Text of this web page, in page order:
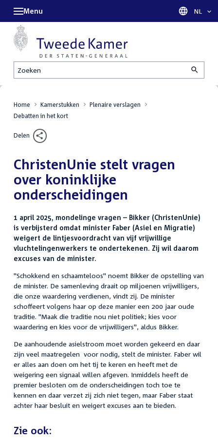
Zoeken
Menu Taal
NL
Home Kamerstukken
Plenaire verslagen
Debatten in het kort
Delen
ChristenUnie stelt vragen
over koninklijke
onderscheidingen
1 april 2025, mondelinge vragen – Bikker (ChristenUnie)
is verbijsterd omdat minister Faber (Asiel en Migratie)
weigert de lintjesvoordracht van vijf vrijwillige
vluchtelingenwerkers te ondertekenen. Zij wil daarom
excuses van de minister.
"Schokkend en schaamteloos" noemt Bikker de opstelling van
de minister. De samenleving draait op miljoenen vrijwilligers,
die onze waardering verdienen, vindt zij. De minister
schoffeert volgens haar op deze manier een 200 jaar oude
traditie. "Maak die traditie nou niet politiek; kies voor
waardering en kies voor de vrijwilligers", aldus Bikker.
De aanhoudende asielstroom moet worden gekeerd en daar
zijn veel maatregelen voor nodig, stelt de minister. Faber wil
er alles aan doen om het tij te keren en heeft met de
weigering een signaal willen afgeven. Inmiddels heeft de
premier besloten om de onderscheidingen toch toe te
kennen en daar verzet zij zich niet tegen, maar Faber staat
achter haar besluit en weigert excuses aan te bieden.
Zie ook: